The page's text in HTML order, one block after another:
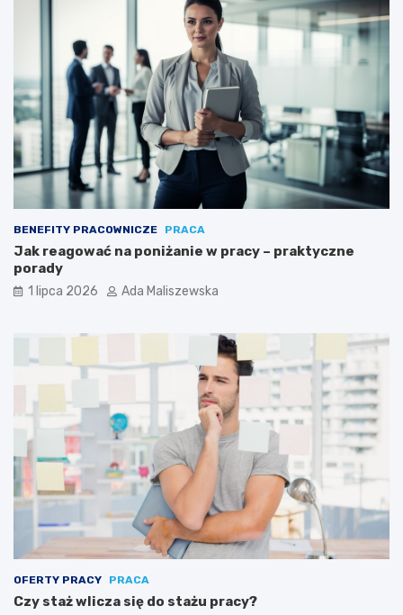
BENEFITY PRACOWNICZE PRACA
Jak reagować na poniżanie w pracy – praktyczne
porady
1 lipca 2026 Ada Maliszewska
OFERTY PRACY PRACA
Czy staż wlicza się do stażu pracy?